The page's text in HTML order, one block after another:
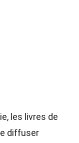
les livres de
diffuser